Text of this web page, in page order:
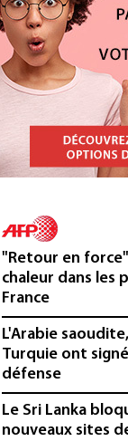
"Retour en
chaleur dans les
France
L'Arabie
Turquie ont
défense
Le Sri Lanka
nouveaux sites